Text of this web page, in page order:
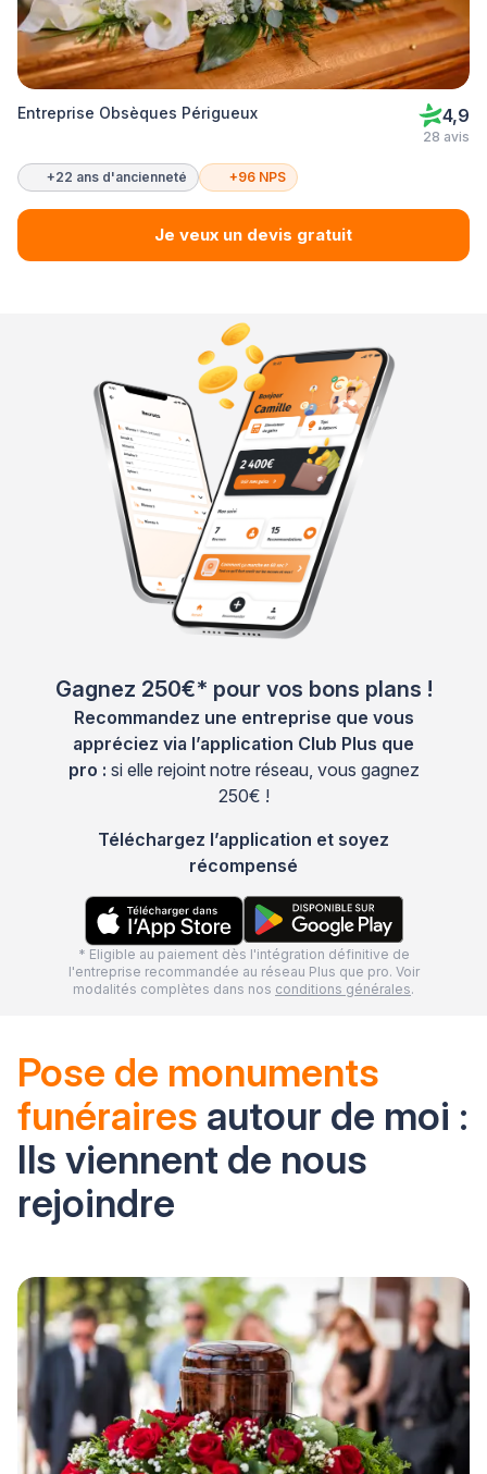
Entreprise Obsèques Périgueux 4,9
28 avis
+22 ans d'ancienneté +96 NPS
Je veux un devis gratuit
Gagnez 250€* pour vos bons plans !
Recommandez une entreprise que vous
appréciez via l’application Club Plus que
pro : si elle rejoint notre réseau, vous gagnez
250€ !
Téléchargez l’application et soyez
récompensé
* Eligible au paiement dès l'intégration définitive de
l'entreprise recommandée au réseau Plus que pro. Voir
modalités complètes dans nos conditions générales.
Pose de monuments
funéraires autour de moi :
Ils viennent de nous
rejoindre